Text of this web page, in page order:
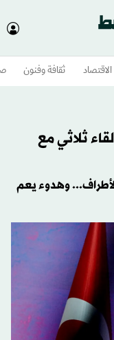
الاقتصاد ثقافة وفنون
ثلاثي مع
وهدوء يعم